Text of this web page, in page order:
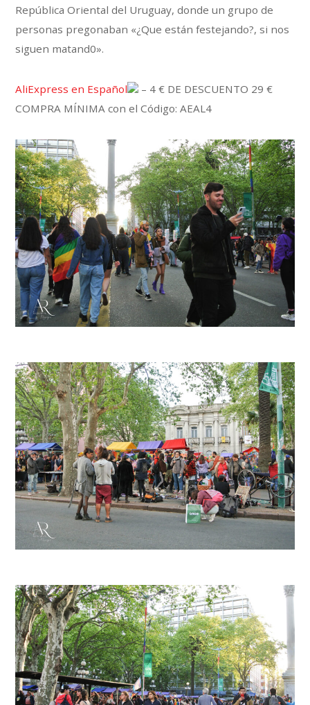
República Oriental del Uruguay, donde un grupo de
personas pregonaban «¿Que están festejando?, si nos
siguen matand0».
AliExpress en Español
– 4 € DE DESCUENTO 29 €
COMPRA MÍNIMA con el Código: AEAL4